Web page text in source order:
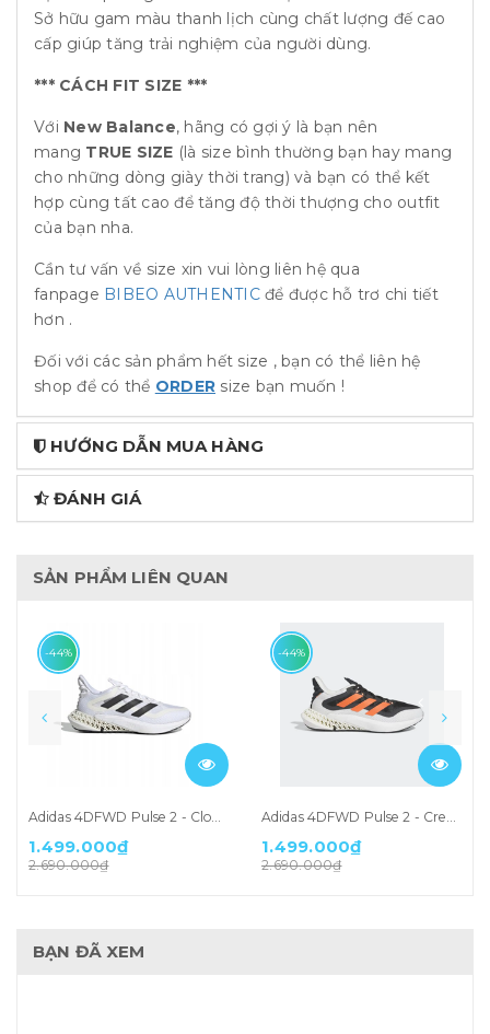
Sở hữu gam màu thanh lịch cùng chất lượng đế cao
cấp giúp tăng trải nghiệm của người dùng.
*** CÁCH FIT SIZE ***
Với New Balance, hãng có gợi ý là bạn nên
mang TRUE SIZE (là size bình thường bạn hay mang
cho những dòng giày thời trang) và bạn có thể kết
hợp cùng tất cao để tăng độ thời thượng cho outfit
của bạn nha.
Cần tư vấn về size xin vui lòng liên hệ qua
fanpage BIBEO AUTHENTICđể được hỗ trơ chi tiết
hơn .
Đối với các sản phẩm hết size , bạn có thể liên hệ
shop để có thể ORDER size bạn muốn !
HƯỚNG DẪN MUA HÀNG
ĐÁNH GIÁ
SẢN PHẨM LIÊN QUAN
-44%
Adidas 4DFWD Pulse 2 - Cloud White (GZ6940)
1.499.000₫
2.690.000₫
-44%
Adidas 4DFWD Pulse 2 - Cream Beam Orange (GX9281)
1.499.000₫
2.690.000₫
BẠN ĐÃ XEM